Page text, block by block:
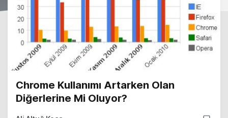
Chrome Kullanımı Artarken Olan
Diğerlerine Mi Oluyor?